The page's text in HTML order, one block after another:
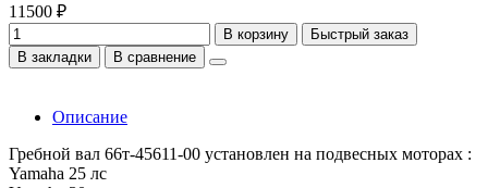
11500 ₽
В корзину
Быстрый заказ
В закладки
В сравнение
Описание
Гребной вал 66т-45611-00 установлен на подвесных моторах :
Yamaha 25 лс